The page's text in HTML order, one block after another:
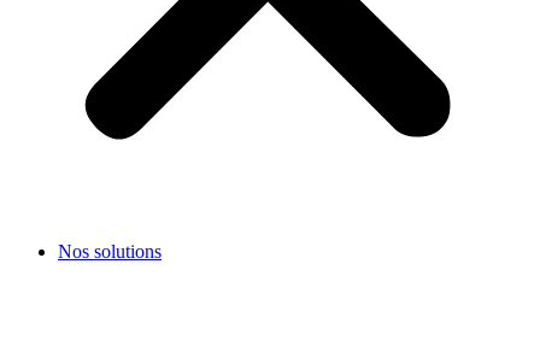
Nos solutions